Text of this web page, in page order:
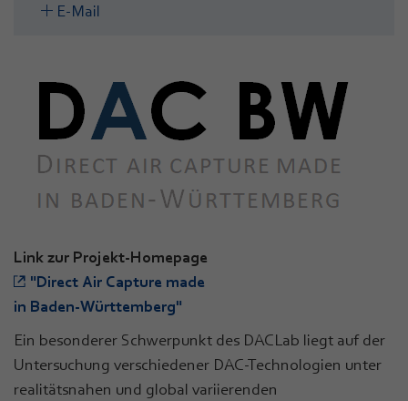
E-Mail
Link zur Projekt-Homepage
"Direct Air Capture made
in Baden-Württemberg"
Ein besonderer Schwerpunkt des DACLab liegt auf der
Untersuchung verschiedener DAC-Technologien unter
realitätsnahen und global variierenden